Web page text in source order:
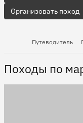
Организовать поход
Путеводитель
Походы по